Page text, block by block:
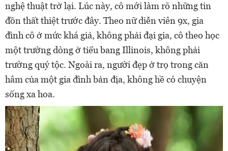
nghệ thuật trở lại. Lúc này, cô mới làm rõ những tin
đồn thất thiệt trước đây. Theo nữ diễn viên 9x, gia
đình cô ở mức khá giả, không phải đại gia, cô theo học
một trường dòng ở tiểu bang Illinois, không phải
trường quý tộc. Ngoài ra, người đẹp ở trọ trong căn
hâm của một gia đình bản địa, không hề có chuyện
sống xa hoa.